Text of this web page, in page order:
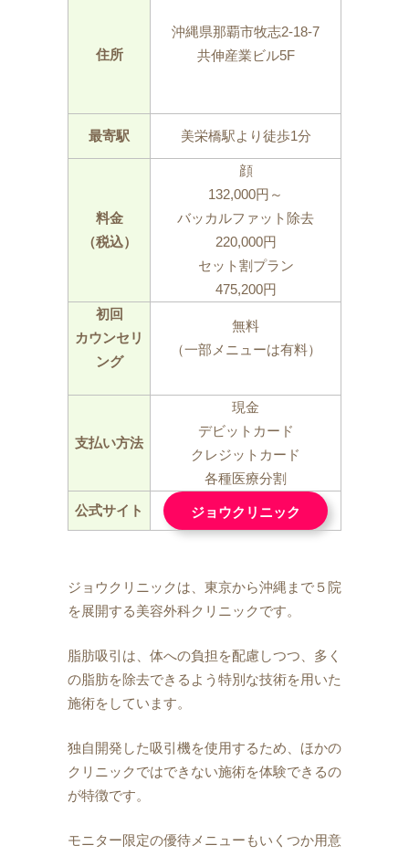
住所
沖縄県那覇市牧志2-18-7
共伸産業ビル5F
最寄駅 美栄橋駅より徒歩1分
料金
（税込）
顔
132,000円～
バッカルファット除去
220,000円
セット割プラン
475,200円
初回
カウンセリ
ング
無料
（一部メニューは有料）
支払い方法
現金
デビットカード
クレジットカード
各種医療分割
公式サイト ジョウクリニック
ジョウクリニックは、東京から沖縄まで５院
を展開する美容外科クリニックです。
脂肪吸引は、体への負担を配慮しつつ、多く
の脂肪を除去できるよう特別な技術を用いた
施術をしています。
独自開発した吸引機を使用するため、ほかの
クリニックではできない施術を体験できるの
が特徴です。
モニター限定の優待メニューもいくつか用意